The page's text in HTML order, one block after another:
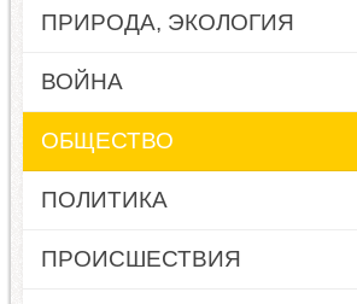
ПРИРОДА, ЭКОЛОГИЯ
ВОЙНА
ОБЩЕСТВО
ПОЛИТИКА
ПРОИСШЕСТВИЯ